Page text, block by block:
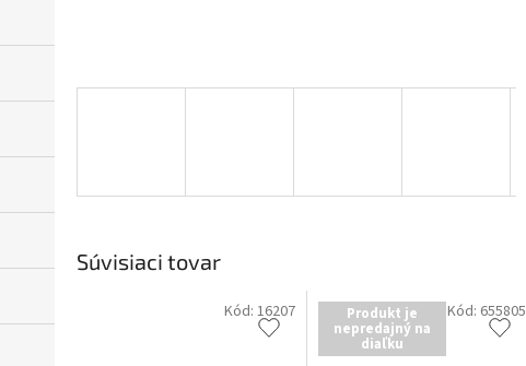
Súvisiaci tovar
Kód: 16207 Produkt je
nepredajný na
diaľku
Kód: 655805